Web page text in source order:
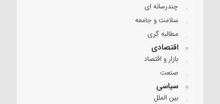
چندرسانه ای
سلامت و جامعه
مطالبه گری
اقتصادی
بازار و اقتصاد
صنعت
سیاسی
بین الملل